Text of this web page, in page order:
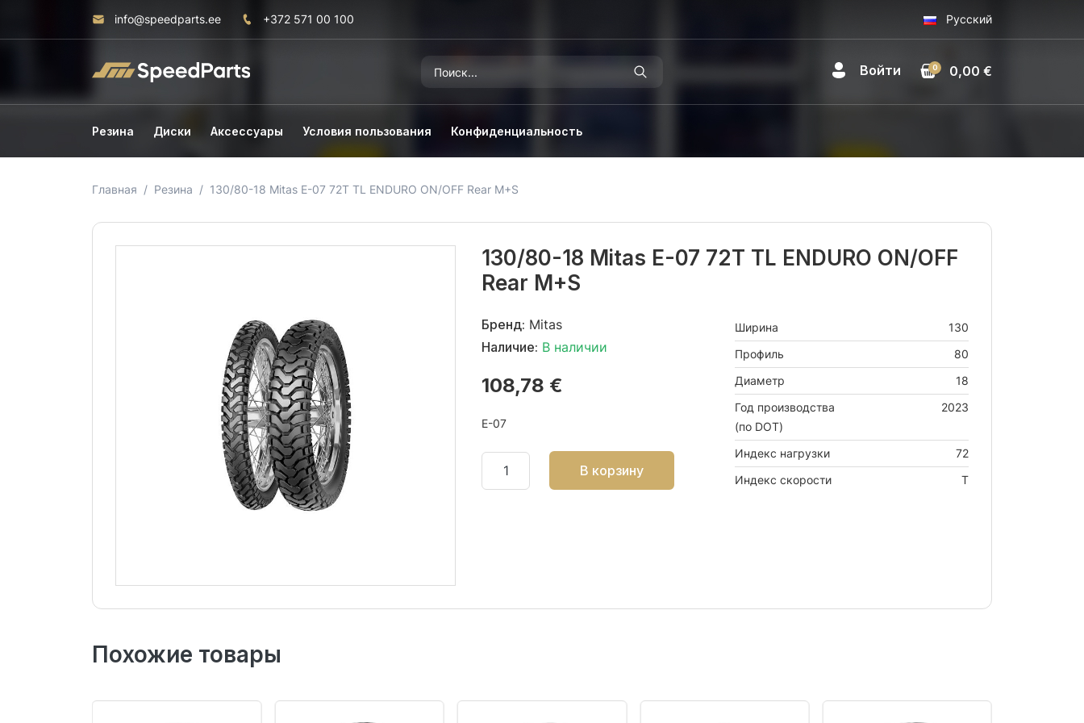
info@speedparts.ee +372 571 00 100 Русский
Войти 0,00 €
0
Резина Диски Аксессуары Условия пользования Конфиденциальность
Главная Резина 130/80-18 Mitas E-07 72T TL ENDURO ON/OFF Rear M+S
130/80-18 Mitas E-07 72T TL ENDURO ON/OFF
Rear M+S
Бренд: Mitas
Наличие: В наличии
108,78 €
E-07
В корзину
Ширина
130
Профиль
80
Диаметр
18
Год производства
(по DOT)
2023
Индекс нагрузки
72
Индекс скорости
T
Похожие товары